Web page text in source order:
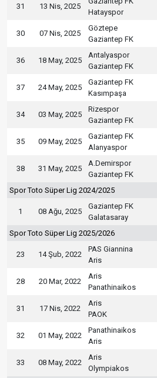
31 13 Nis, 2025
Hatayspor
30 07 Nis, 2025
Göztepe
Gaziantep FK
36 18 May, 2025
Antalyaspor
Gaziantep FK
37 24 May, 2025
Gaziantep FK
Kasımpaşa
34 03 May, 2025
Rizespor
Gaziantep FK
35 09 May, 2025
Gaziantep FK
Alanyaspor
38 31 May, 2025
A.Demirspor
Gaziantep FK
Spor Toto Süper Lig 2024/2025
1 08 Ağu, 2025
Gaziantep FK
Galatasaray
Spor Toto Süper Lig 2025/2026
23 14 Şub, 2022
PAS Giannina
Aris
28 20 Mar, 2022
Aris
Panathinaikos
31 17 Nis, 2022
Aris
PAOK
32 01 May, 2022
Panathinaikos
Aris
33 08 May, 2022
Aris
Olympiakos